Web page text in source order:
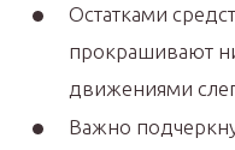
Остатками
прокрашивают
движениями
Важно